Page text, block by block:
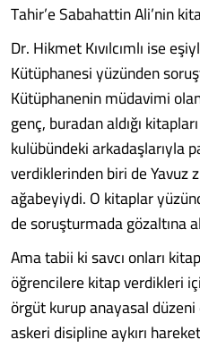
Tahir’e Sabahattin Ali’nin
Dr. Hikmet Kıvılcımlı ise
Kütüphanesi yüzünden
Kütüphanenin müdavimi
genç, buradan aldığı
kulübündeki arkadaşlarıyla
verdiklerinden biri de Yavuz
ağabeyiydi. O kitaplar
de soruşturmada gözaltına
Ama tabii ki savcı onları
öğrencilere kitap verdikleri
örgüt kurup anayasal
askeri disipline aykırı